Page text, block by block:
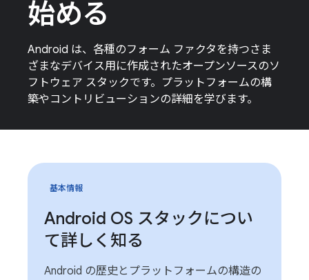
始める
Android は、各種のフォーム ファクタを持つさま
ざまなデバイス用に作成されたオープンソースのソ
フトウェア スタックです。プラットフォームの構
築やコントリビューションの詳細を学びます。
基本情報
Android OS スタックについ
て詳しく知る
Android の歴史とプラットフォームの構造の